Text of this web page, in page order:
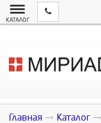
КАТАЛОГ
Главная Каталог